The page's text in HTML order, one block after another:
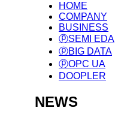
HOME
COMPANY
BUSINESS
ⓟSEMI EDA
ⓟBIG DATA
ⓟOPC UA
DOOPLER
NEWS